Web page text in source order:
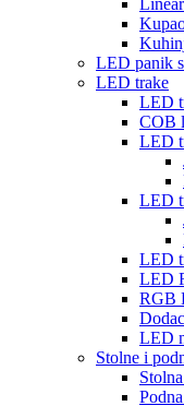
LED panik
LED trake
LED
COB
LED
LED
LED
LED
RGB
LED
Stolne i